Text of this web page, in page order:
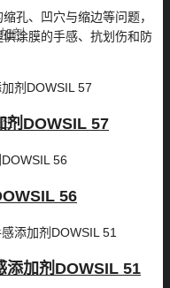
剂
孔、凹穴与缩边等问题，
涂膜的手感、抗划伤和防
剂DOWSIL 57
56
添加剂DOWSIL 51